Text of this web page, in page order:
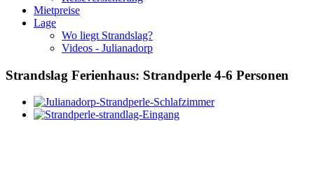
Mietpreise
Lage
Wo liegt Strandslag?
Videos - Julianadorp
Strandslag Ferienhaus: Strandperle 4-6 Personen